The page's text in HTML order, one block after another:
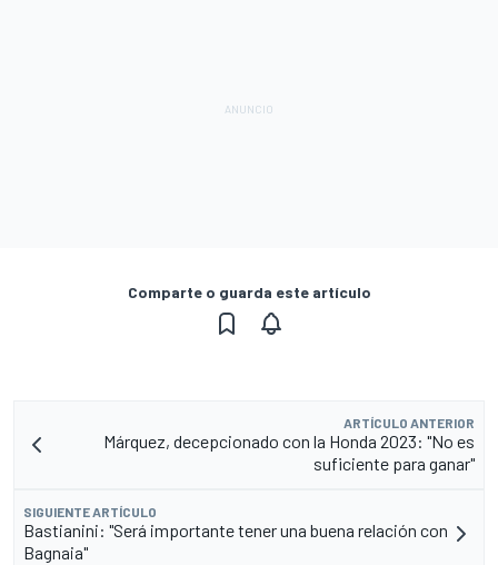
Comparte o guarda este artículo
ARTÍCULO ANTERIOR
Márquez, decepcionado con la Honda 2023: "No es
suficiente para ganar"
SIGUIENTE ARTÍCULO
Bastianini: "Será importante tener una buena relación con
Bagnaia"